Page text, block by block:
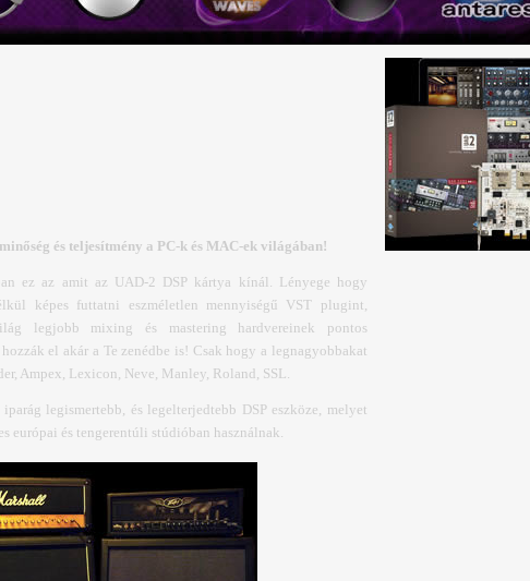
és teljesítmény a PC-k és MAC-ek világában!
ez az amit az UAD-2 DSP kártya kínál. Lényege hogy
képes futtatni eszméletlen mennyiségű VST plugint,
legjobb mixing és mastering hardvereinek pontos
el akár a Te zenédbe is! Csak hogy a legnagyobbakat
Ampex, Lexicon, Neve, Manley, Roland, SSL.
legismertebb, és legelterjedtebb DSP eszköze, melyet
európai és tengerentúli stúdióban használnak.